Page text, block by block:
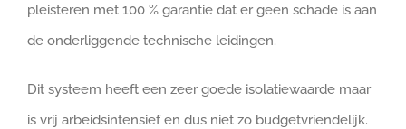
pleisteren met 100 % garantie dat er geen schade is aan
de onderliggende technische leidingen.
Dit systeem heeft een zeer goede isolatiewaarde maar
is vrij arbeidsintensief en dus niet zo budgetvriendelijk.